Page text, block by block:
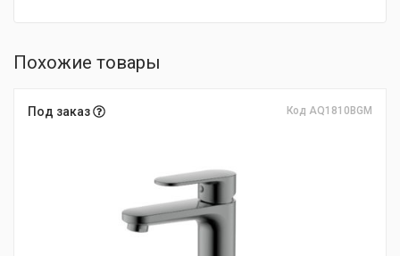
Похожие товары
Под заказ Код AQ1810BGM